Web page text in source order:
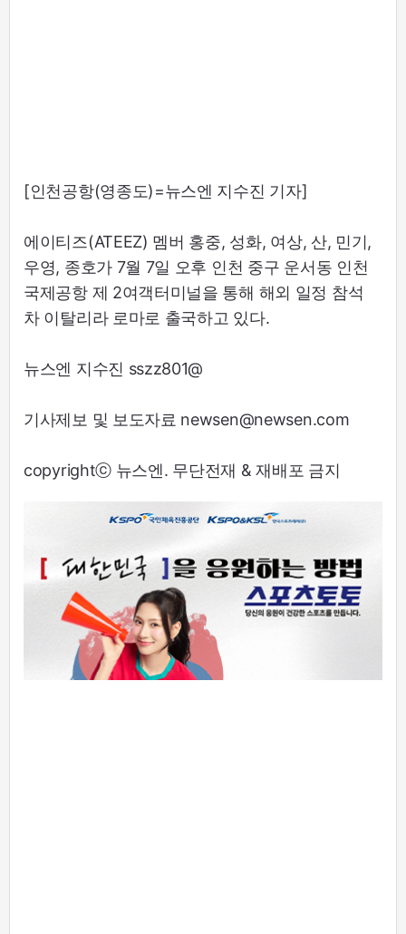
[인천공항(영종도)=뉴스엔 지수진 기자]
에이티즈(ATEEZ) 멤버 홍중, 성화, 여상, 산, 민기,
우영, 종호가 7월 7일 오후 인천 중구 운서동 인천
국제공항 제 2여객터미널을 통해 해외 일정 참석
차 이탈리라 로마로 출국하고 있다.
뉴스엔 지수진 sszz801@
기사제보 및 보도자료 newsen@newsen.com
copyrightⓒ 뉴스엔. 무단전재 & 재배포 금지